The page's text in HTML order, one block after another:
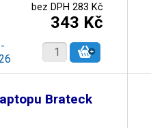
bez DPH 283 Kč
343 Kč
Brateck